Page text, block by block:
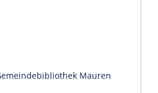
Mauren